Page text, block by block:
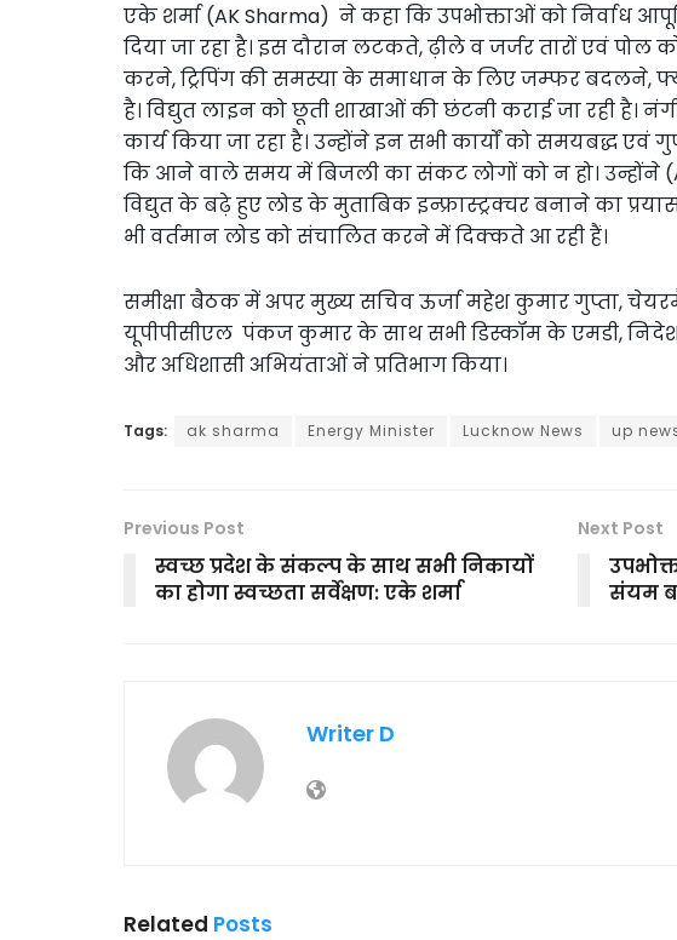
एके शर्मा (AK Sharma) ने कहा कि उपभोक्ताओं को निर्वाध
दिया जा रहा है। इस दौरान लटकते, ढ़ीले व जर्जर तारों एवं पोल
करने, ट्रिपिंग की समस्या के समाधान के लिए जम्फर बदलने,
है। विद्युत लाइन को छूती शाखाओं की छंटनी कराई जा रही है।
कार्य किया जा रहा है। उन्होंने इन सभी कार्यों को समयबद्ध
कि आने वाले समय में बिजली का संकट लोगों को न हो। उन्होंने
विद्युत के बढ़े हुए लोड के मुताबिक इन्फ्रास्ट्रक्चर बनाने का
भी वर्तमान लोड को संचालित करने में दिक्कते आ रही हैं।
समीक्षा बैठक में अपर मुख्य सचिव ऊर्जा महेश कुमार गुप्ता,
यूपीपीसीएल पंकज कुमार के साथ सभी डिस्कॉम के एमडी,
और अधिशासी अभियंताओं ने प्रतिभाग किया।
Tags: ak sharma Energy Minister Lucknow News up
Previous Post
स्वच्छ प्रदेश के संकल्प के साथ सभी निकायों
का होगा स्वच्छता सर्वेक्षण: एके शर्मा
Next Post
संयम
Writer D
Related Posts